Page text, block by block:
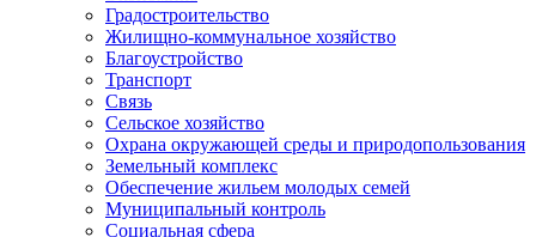
Градостроительство
Жилищно-коммунальное хозяйство
Благоустройство
Транспорт
Связь
Сельское хозяйство
Охрана окружающей среды и природопользования
Земельный комплекс
Обеспечение жильем молодых семей
Муниципальный контроль
Социальная сфера